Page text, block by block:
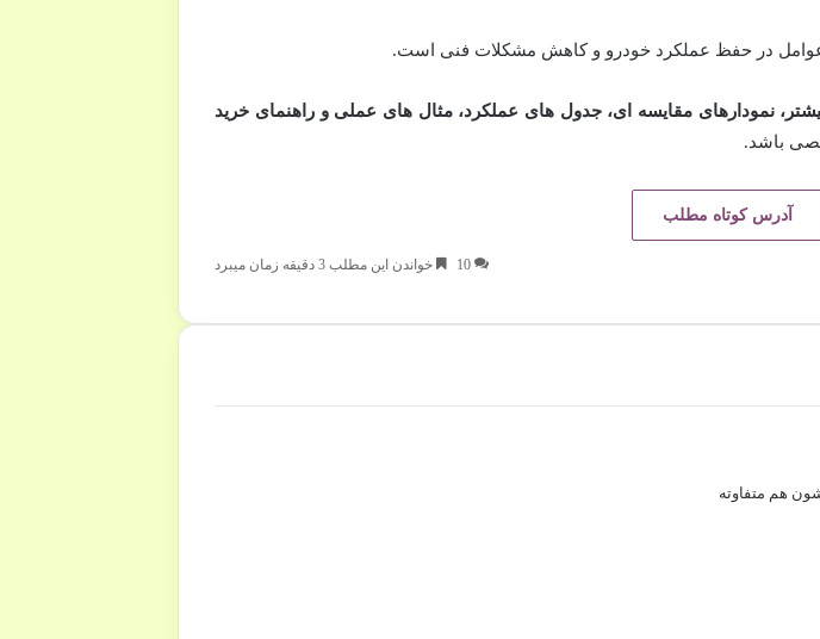
عوامل در حفظ عملکرد خودرو و کاهش مشکلات فنی است.
بیشتر، نمودارهای مقایسه ای، جدول های عملکرد، مثال های عملی و راهنمای خرید
باشد.
آدرس کوتاه مطلب
10 خواندن این مطلب 3 دقیقه زمان میبرد
هم متفاوته